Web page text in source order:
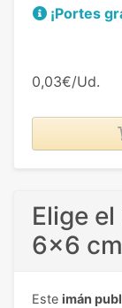
¡Portes
0,03€/Ud.
Elige
6x6 cm
Este imán